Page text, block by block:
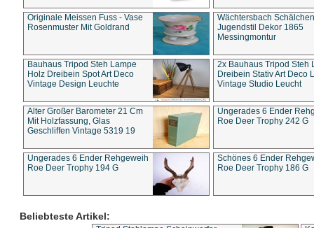
Originale Meissen Fuss - Vase
Rosenmuster Mit Goldrand
Wächtersbach Schälchen
Jugendstil Dekor 1865
Messingmontur
Bauhaus Tripod Steh Lampe
Holz Dreibein Spot Art Deco
Vintage Design Leuchte
2x Bauhaus Tripod Steh
Dreibein Stativ Art Deco
Vintage Studio Leucht
Alter Großer Barometer 21 Cm
Mit Holzfassung, Glas
Geschliffen Vintage 5319 19
Ungerades 6 Ender
Roe Deer Trophy 242 G
Ungerades 6 Ender Rehgeweih
Roe Deer Trophy 194 G
Schönes 6 Ender
Roe Deer Trophy 186 G
Beliebteste Artikel: